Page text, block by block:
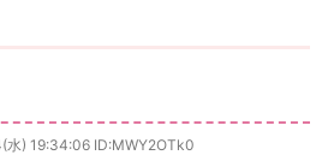
水) 19:34:06 ID:MWY2OTk0